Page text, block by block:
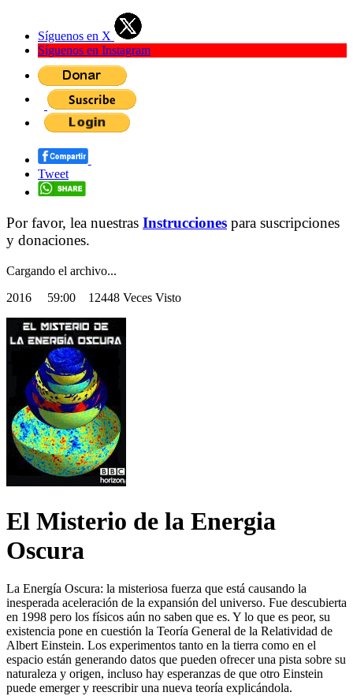
Síguenos en X
Síguenos en Instagram
Tweet
Por favor, lea nuestras Instrucciones para suscripciones
y donaciones.
Cargando el archivo...
2016 59:00 12448 Veces Visto
El Misterio de la Energia
Oscura
La Energía Oscura: la misteriosa fuerza que está causando la
inesperada aceleración de la expansión del universo. Fue descubierta
en 1998 pero los físicos aún no saben que es. Y lo que es peor, su
existencia pone en cuestión la Teoría General de la Relatividad de
Albert Einstein. Los experimentos tanto en la tierra como en el
espacio están generando datos que pueden ofrecer una pista sobre su
naturaleza y origen, incluso hay esperanzas de que otro Einstein
puede emerger y reescribir una nueva teoría explicándola.